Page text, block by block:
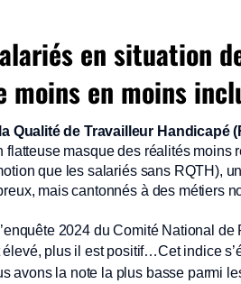
en situation
moins en moins
Qualité de Travailleur Handicapé
masque des réalités moins
que les salariés sans RQTH),
mais cantonnés à des métiers
2024 du Comité National de
élevé, plus il est positif…Cet indice
avons la note la plus basse parmi